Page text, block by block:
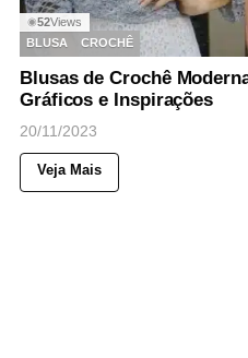
◉52Views
BLUSA
CROCHÊ
Blusas de Crochê
Gráficos e Inspirações
20/11/2023
Veja Mais